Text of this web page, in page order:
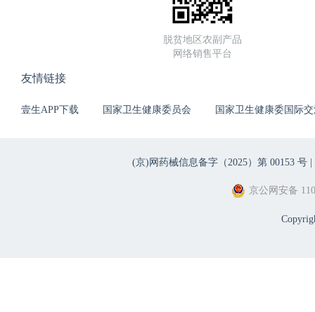
脱贫地区农副产品
网络销售平台
友情链接
壹生APP下载 国家卫生健康委员会 国家卫生健康委国际
(京)网药械信息备字（2025）第 00153 号 |
京公网安备